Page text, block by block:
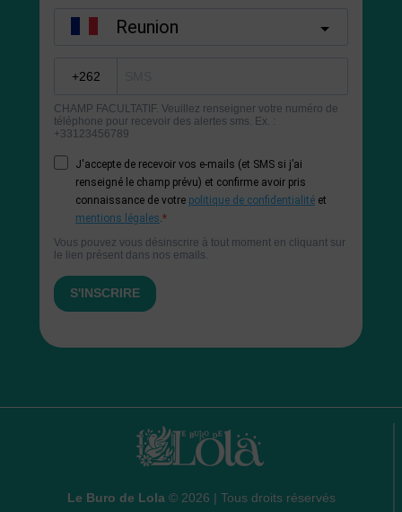
Le Buro de Lola © 2026 | Tous droits réservés